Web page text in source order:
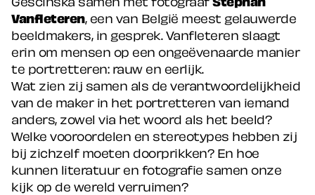
Vanfleteren, een van België meest gelauwerde
beeldmakers, in gesprek. Vanfleteren slaagt
erin om mensen op een ongeëvenaarde manier
te portretteren: rauw en eerlijk.
Wat zien zij samen als de verantwoordelijkheid
van de maker in het portretteren van iemand
anders, zowel via het woord als het beeld?
Welke vooroordelen en stereotypes hebben zij
bij zichzelf moeten doorprikken? En hoe
kunnen literatuur en fotografie samen onze
kijk op de wereld verruimen?